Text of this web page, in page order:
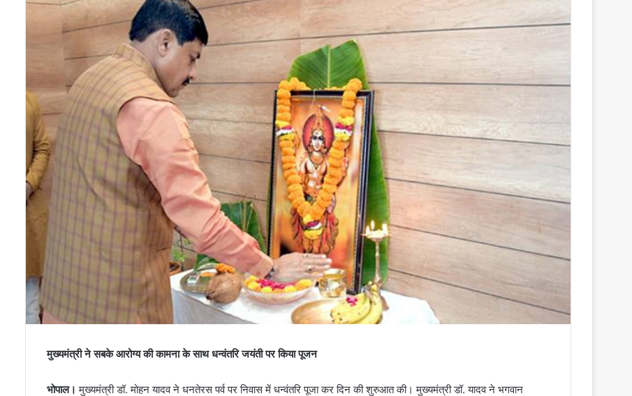
मुख्यमंत्री ने सबके आरोग्य की कामना के साथ धन्वंतरि जयंती पर किया पूजन
भोपाल। मुख्यमंत्री डॉ. मोहन यादव ने धनतेरस पर्व पर निवास में धन्वंतरि पूजा कर दिन की शुरुआत की। मुख्यमंत्री डॉ. यादव ने भगवान